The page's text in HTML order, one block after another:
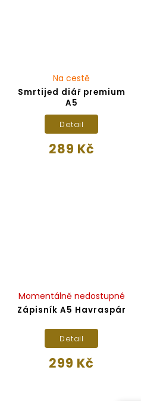
Smrtijed diář premium
A5
Na cestě
289 Kč
Detail
Zápisník A5 Havraspár
Momentálně nedostupné
299 Kč
Detail